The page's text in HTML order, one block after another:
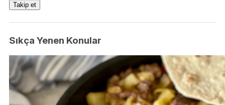
Takip et
Sıkça Yenen Konular